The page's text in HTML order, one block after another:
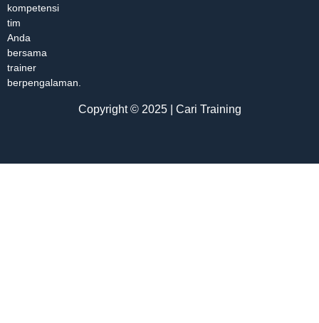
kompetensi
tim
Anda
bersama
trainer
berpengalaman.
Copyright © 2025 | Cari Training